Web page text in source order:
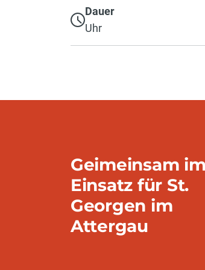
Dauer
Uhr
Geimeinsam im
Einsatz für St.
Georgen im
Attergau